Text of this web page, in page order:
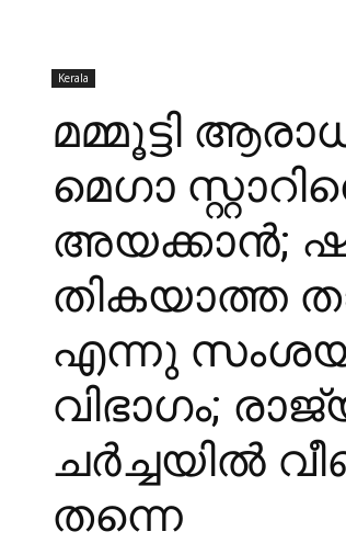
Kerala
മമ്മൂട്ടി
മെഗാ
അയക്കാന്‍;
തികയാത്ത
എന്നു
വിഭാഗം;
ചര്‍ച്ചയില്‍
തന്നെ